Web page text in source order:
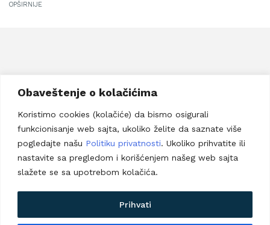
Obaveštenje o kolačićima
Koristimo cookies (kolačiće) da bismo osigurali
funkcionisanje web sajta, ukoliko želite da saznate više
pogledajte našu Politiku privatnosti. Ukoliko prihvatite ili
nastavite sa pregledom i korišćenjem našeg web sajta
slažete se sa upotrebom kolačića.
Prihvati
OPŠIRNIJE
Savska 17b, Beograd
Email adresa:lucija@vraneseviclaw.com
Prijavi se za newsletter
Politika privatnosti Uslovi korišćenja veb sajta